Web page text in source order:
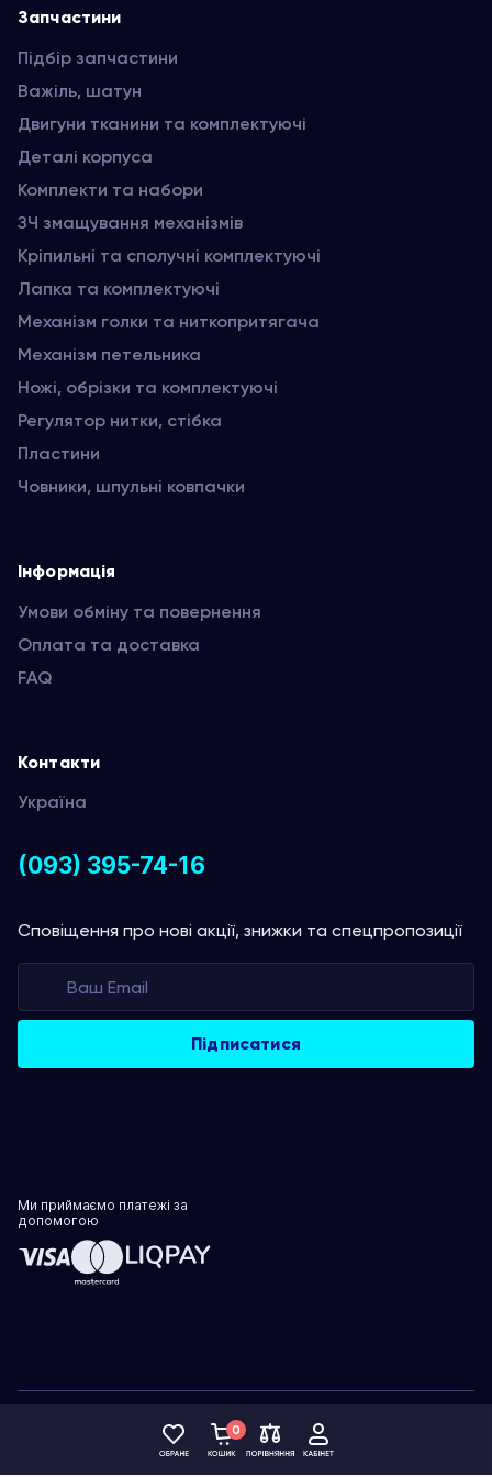
0
Запчастини
Підбір запчастини
Важіль, шатун
Двигуни тканини та комплектуючі
Деталі корпуса
Комплекти та набори
ЗЧ змащування механізмів
Кріпильні та сполучні комплектуючі
Лапка та комплектуючі
Механізм голки та ниткопритягача
Механізм петельника
Ножі, обрізки та комплектуючі
Регулятор нитки, стібка
Пластини
Човники, шпульні ковпачки
Інформація
Умови обміну та повернення
Оплата та доставка
FAQ
Контакти
Україна
(093) 395-74-16
Сповіщення про нові акції, знижки та спецпропозиції
Ми приймаємо платежі за
допомогою
Політика конфіденційності